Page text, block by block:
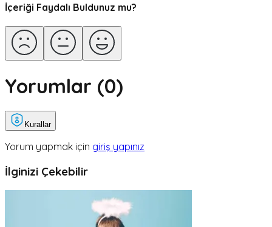
İçeriği Faydalı Buldunuz mu?
Yorumlar (0)
Kurallar
Yorum yapmak için giriş yapınız
İlginizi Çekebilir